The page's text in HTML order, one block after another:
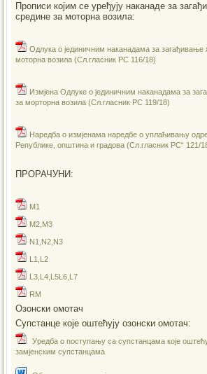
Прописи којим се уређују наканаде за
средине за моторна возила:
Одлука о јединичним наканадама за загађивање
моторна возила (Сл.гласник РС 116/18)
Измјена Одлуке о јединичним наканадама за
за морторна возила (Сл.гласник РС 119/18)
Наредба о измјенама наредбе о уплаћивању
Републике, општина и градова (Сл.гласник РС“ 121/
ПРОРАЧУНИ:
M1
M2,M3
N1,N2,N3
L1,L2
L3,L4,L5L6,L7
RM
Озонски омотач
Супстанце које оштећују озонски омотач:
Уредба о поступању са супстанцама које
замјенским супстанцама